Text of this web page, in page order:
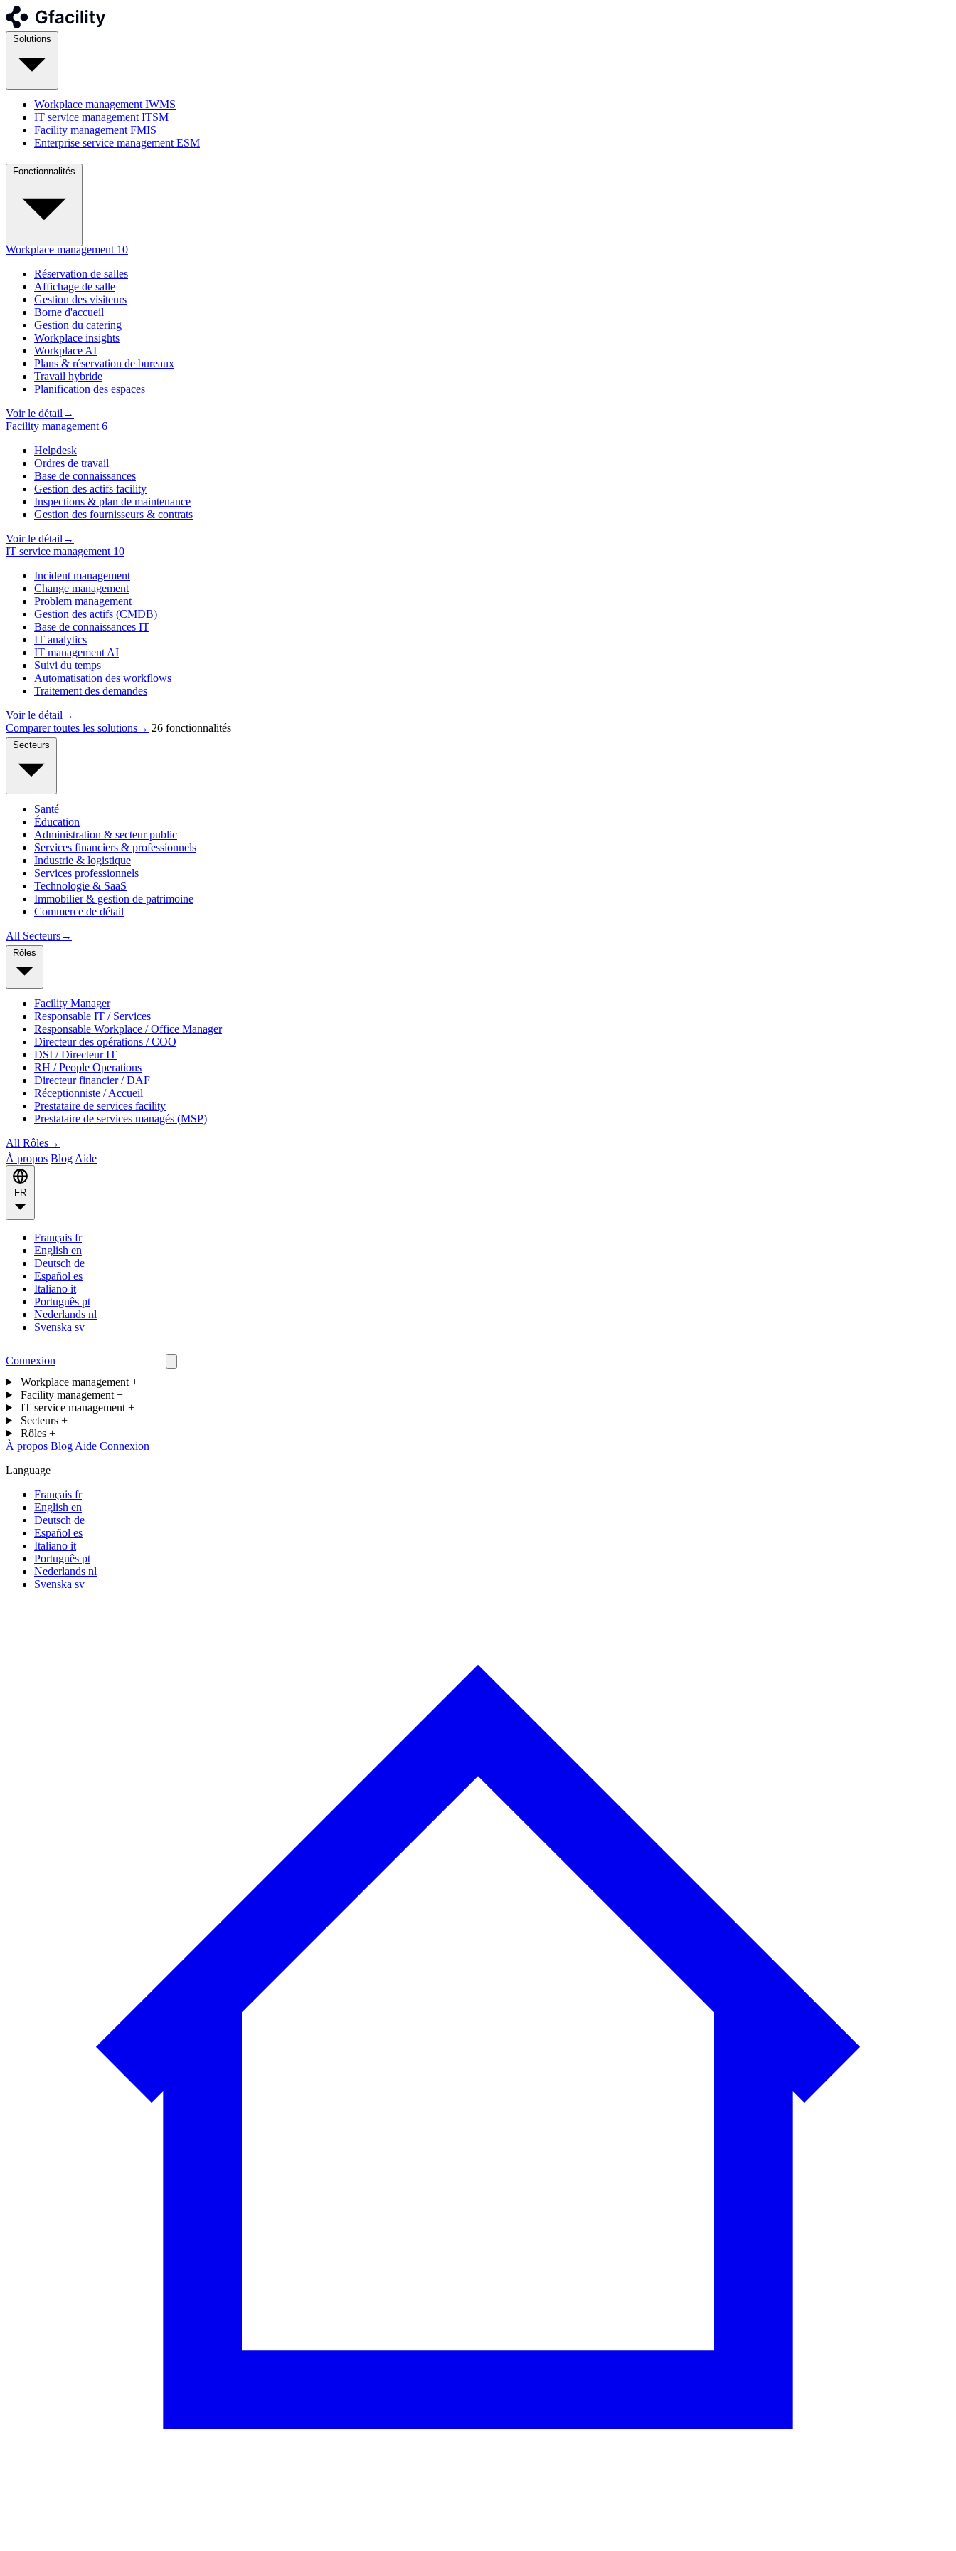
Workplace management IWMS
IT service management ITSM
Facility management FMIS
Enterprise service management ESM
Workplace management 10
Réservation de salles
Affichage de salle
Gestion des visiteurs
Borne d'accueil
Gestion du catering
Workplace insights
Workplace AI
Plans & réservation de bureaux
Travail hybride
Planification des espaces
Voir le détail →
Facility management 6
Helpdesk
Ordres de travail
Base de connaissances
Gestion des actifs facility
Inspections & plan de maintenance
Gestion des fournisseurs & contrats
Voir le détail →
IT service management 10
Incident management
Change management
Problem management
Gestion des actifs (CMDB)
Base de connaissances IT
IT analytics
IT management AI
Suivi du temps
Automatisation des workflows
Traitement des demandes
Voir le détail →
Comparer toutes les solutions→ 26 fonctionnalités
Santé
Éducation
Administration & secteur public
Services financiers & professionnels
Industrie & logistique
Services professionnels
Technologie & SaaS
Immobilier & gestion de patrimoine
Commerce de détail
All Secteurs→
Facility Manager
Responsable IT / Services
Responsable Workplace / Office Manager
Directeur des opérations / COO
DSI / Directeur IT
RH / People Operations
Directeur financier / DAF
Réceptionniste / Accueil
Prestataire de services facility
Prestataire de services managés (MSP)
All Rôles→
À propos Blog Aide
Français fr
English en
Deutsch de
Español es
Italiano it
Português pt
Nederlands nl
Svenska sv
Connexion
Workplace management +
Facility management +
IT service management +
Secteurs +
Rôles +
À propos Blog Aide Connexion
Language
Français fr
English en
Deutsch de
Español es
Italiano it
Português pt
Nederlands nl
Svenska sv